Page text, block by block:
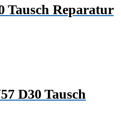
Tausch Reparatur
D30 Tausch